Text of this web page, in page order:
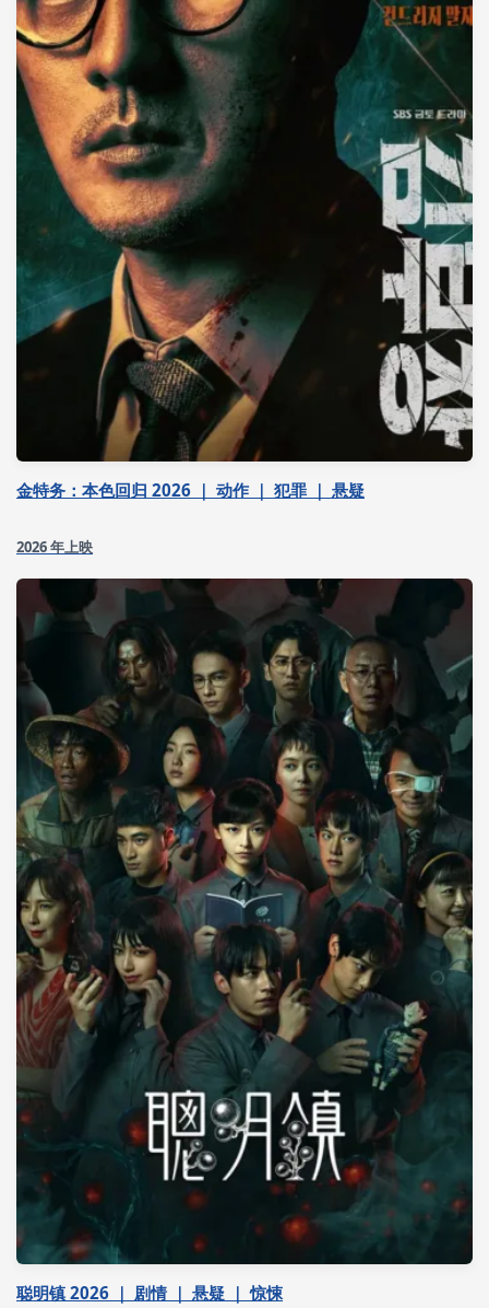
金特务：本色回归 2026 ｜ 动作 ｜ 犯罪 ｜ 悬疑
2026 年上映
聪明镇 2026 ｜ 剧情 ｜ 悬疑 ｜ 惊悚